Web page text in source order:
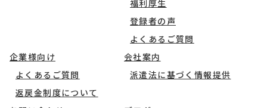
福利厚生
登録者の声
よくあるご質問
企業様向け
よくあるご質問
返戻金制度について
会社案内
派遣法に基づく情報提供